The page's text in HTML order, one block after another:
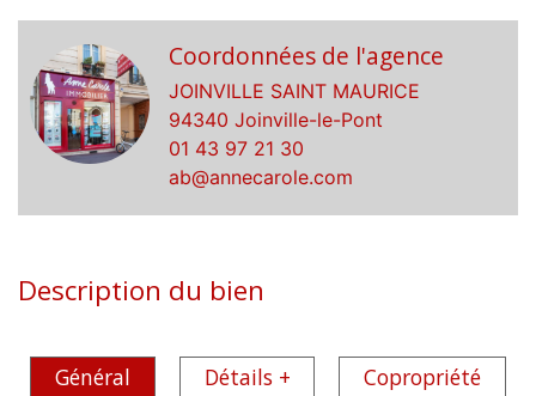
Coordonnées de l'agence
JOINVILLE SAINT MAURICE
94340 Joinville-le-Pont
01 43 97 21 30
ab@annecarole.com
Description du bien
Général Détails + Copropriété